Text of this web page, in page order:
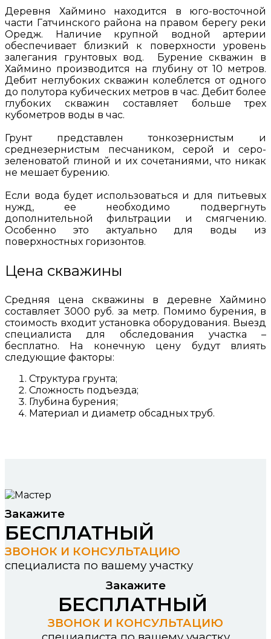
Деревня Хаймино находится в юго-восточной
части Гатчинского района на правом берегу реки
Оредж. Наличие крупной водной артерии
обеспечивает близкий к поверхности уровень
залегания грунтовых вод. Бурение скважин в
Хаймино производится на глубину от 10 метров.
Дебит неглубоких скважин колеблется от одного
до полутора кубических метров в час. Дебит более
глубоких скважин составляет больше трех
кубометров воды в час.
Грунт представлен тонкозернистым и
среднезернистым песчаником, серой и серо-
зеленоватой глиной и их сочетаниями, что никак
не мешает бурению.
Если вода будет использоваться и для питьевых
нужд, ее необходимо подвергнуть
дополнительной фильтрации и смягчению.
Особенно это актуально для воды из
поверхностных горизонтов.
Цена скважины
Средняя цена скважины в деревне Хаймино
составляет 3000 руб. за метр. Помимо бурения, в
стоимость входит установка оборудования. Выезд
специалиста для обследования участка –
бесплатно. На конечную цену будут влиять
следующие факторы:
Структура грунта;
Сложность подъезда;
Глубина бурения;
Материал и диаметр обсадных труб.
Закажите
БЕСПЛАТНЫЙ
ЗВОНОК И КОНСУЛЬТАЦИЮ
специалиста по вашему участку
Закажите
БЕСПЛАТНЫЙ
ЗВОНОК И КОНСУЛЬТАЦИЮ